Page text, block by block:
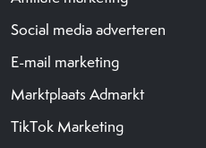
Social media adverteren
E-mail marketing
Marktplaats Admarkt
TikTok Marketing